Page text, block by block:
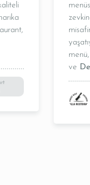
ve